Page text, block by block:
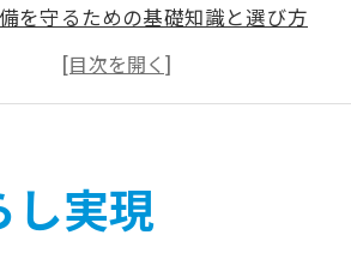
を守るための基礎知識と選び方
化から空調設備を守る実践的な対策
の保護でトラブルを未然に防ぐ方法
ための設備管理術
最適化する空調設備管理のポイント
し実現